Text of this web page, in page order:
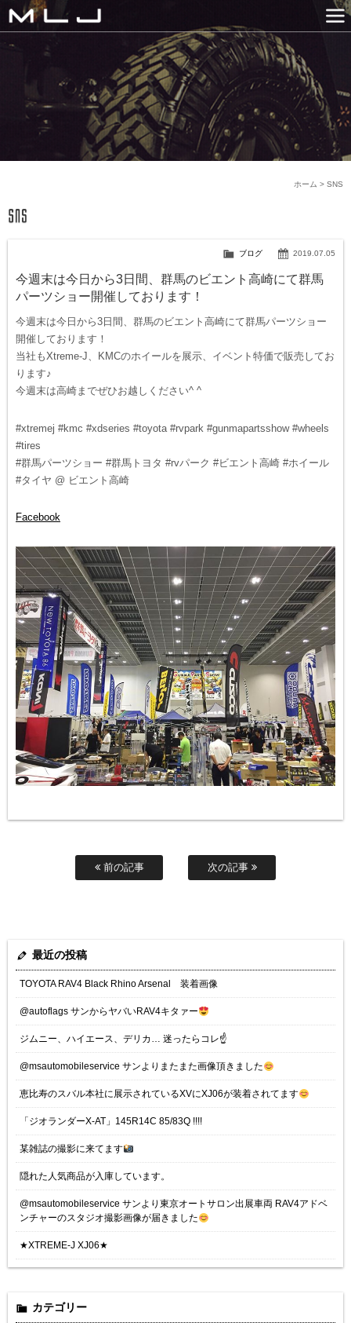
MLJ / Lexani(レクサーニ
GALLERY
SNS
NEWS
COMPANY
HISTORY
CONTACT US
LINK
SNS
ホーム >
2019.07.05
ブログ
今週末は今日から3日間、群馬のビエント高崎にて群馬
パーツショー開催しております！
今週末は今日から3日間、群馬のビエント高崎にて群馬パーツショー
開催しております！
当社もXtreme-J、KMCのホイールを展示、イベント特価で販売してお
ります♪
今週末は高崎までぜひお越しください^ ^
#xtremej #kmc #xdseries #toyota #rvpark #gunmapartsshow #wheels
#tires
#群馬パーツショー #群馬トヨタ #rvパーク #ビエント高崎 #ホイール
#タイヤ @ ビエント高崎
Facebook
前の記事 次の記事
最近の投稿
TOYOTA RAV4 Black Rhino Arsenal 装着画像
@autoflags サンからヤバいRAV4キタァー
ジムニー、ハイエース、デリカ… 迷ったらコレ☝️
@msautomobileservice サンよりまたまた画像頂きました
恵比寿のスバル本社に展示されているXVにXJ06が装着されてます
「ジオランダーX-AT」145R14C 85/83Q !!!!
某雑誌の撮影に来てます
隠れた人気商品が入庫しています。
@msautomobileservice サンより東京オートサロン出展車両 RAV4アドベ
ンチャーのスタジオ撮影画像が届きました
★XTREME-J XJ06★
カテゴリー